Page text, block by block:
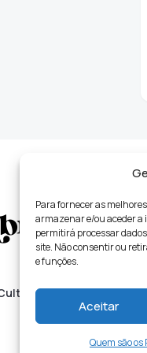
Para fornecer as
armazenar e/ou aceder a
permitirá processar
site. Não consentir ou
e funções.
Aceitar
Quem são os
Lifestyle